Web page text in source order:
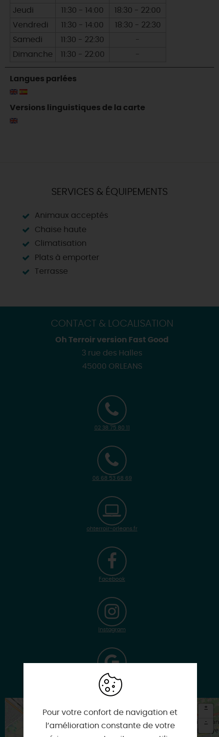
Jeudi
11:30 - 14:00
18:30 - 22:00
Vendredi
11:30 - 14:00
18:30 - 22:30
Samedi
11:30 - 22:30
-
Dimanche
11:30 - 22:00 -
Langues parlées
Versions linguistiques de la carte
SERVICES & ÉQUIPEMENTS
Animaux acceptés
Chaise haute
Climatisation
Plats à emporter
Terrasse
CONTACT & LOCALISATION
Oh Terroir version Fast Good
3 rue des Halles
45000 ORLEANS
02 38 75 80 11
06 68 53 68 69
ohterroir-orleans.fr
Facebook
Instagram
Google
+
-
Pour votre confort de navigation et
l’amélioration constante de votre